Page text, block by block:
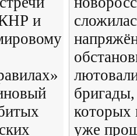
и
которых
уже